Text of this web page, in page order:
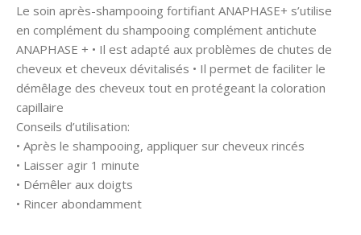
Le soin après-shampooing fortifiant ANAPHASE+ s’utilise
en complément du shampooing complément antichute
ANAPHASE + • Il est adapté aux problèmes de chutes de
cheveux et cheveux dévitalisés • Il permet de faciliter le
démêlage des cheveux tout en protégeant la coloration
capillaire
Conseils d’utilisation:
• Après le shampooing, appliquer sur cheveux rincés
• Laisser agir 1 minute
• Démêler aux doigts
• Rincer abondamment